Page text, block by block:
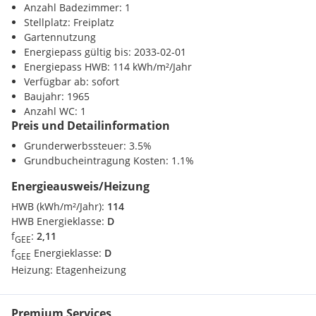
Wohlfühlambiente
hochwertiger Fischgrätparkett
frisch gestrichene Wände
großzügige Fensterflächen mit Außen-Rollos
sonnige Loggia
270°-Panoramablick
Anrainerparkplätze vor der Tür
Top Infrastruktur
eigenes Kellerabteil
Gesundheit
Arzt <250m
Apotheke <500m
Klinik <1250m
Krankenhaus <1500m
Kinder / Schulen
Schule <500m
Kindergarten <500m
Universität <1250m
Nahversorgung
Supermarkt <250m
Bäckerei <250m
Einkaufszentrum <1250m
Verkehr
Bahnhof <1250m
Autobahnanschluss <5250m
Anzahl Badezimmer: 1
Stellplatz: Freiplatz
Gartennutzung
Energiepass gültig bis: 2033-02-01
Energiepass HWB: 114 kWh/m²/Jahr
Verfügbar ab: sofort
Baujahr: 1965
Anzahl WC: 1
Preis und Detailinformation
Grunderwerbssteuer: 3.5%
Grundbucheintragung Kosten: 1.1%
Energieausweis/Heizung
HWB (kWh/m²/Jahr): 114
HWB Energieklasse: D
fGEE: 2,11
fGEE Energieklasse: D
Heizung: Etagenheizung
Premium Services